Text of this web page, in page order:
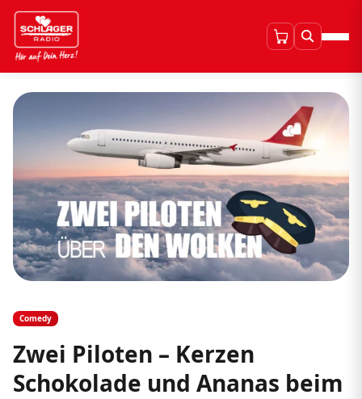
Comedy
Zwei Piloten – Kerzen
Schokolade und Ananas beim